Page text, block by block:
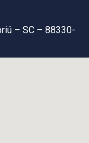
– SC – 88330-